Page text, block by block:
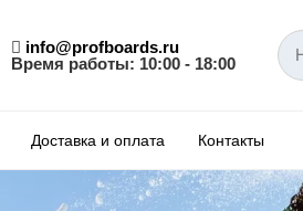
info@profboards.ru
Время работы: 10:00 - 18:00
Доставка и оплата Контакты